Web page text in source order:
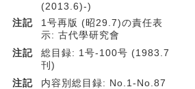
(2013.6)-)
注記
1号再版 (昭29.7)の責任表
示: 古代學研究會
注記
総目録: 1号-100号 (1983.7
刊)
注記
内容別総目録: No.1-No.87